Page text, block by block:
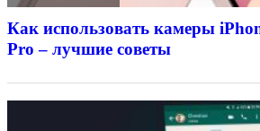
Как использовать камеры
Pro – лучшие советы